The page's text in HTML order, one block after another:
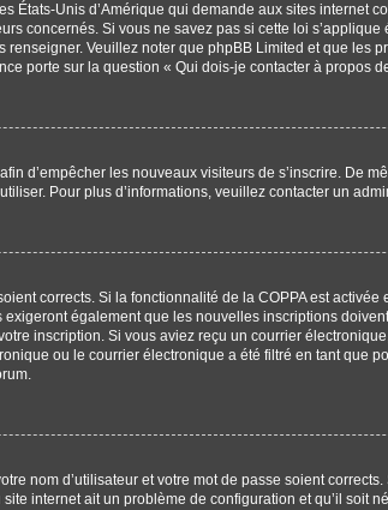
États-Unis d’Amérique qui demande aux sites internet
concernés. Si vous ne savez pas si cette loi
Veuillez noter que phpBB Limited et que les
porte sur la question « Qui dois-je contacter à propos
d’empêcher les nouveaux visiteurs de s’inscrire. De
Pour plus d’informations, veuillez contacter un
corrects. Si la fonctionnalité de la COPPA est
également que les nouvelles inscriptions
inscription. Si vous aviez reçu un courrier
ou le courrier électronique a été filtré en tant que
nom d’utilisateur et votre mot de passe soient
internet ait un problème de configuration et qu’il soit